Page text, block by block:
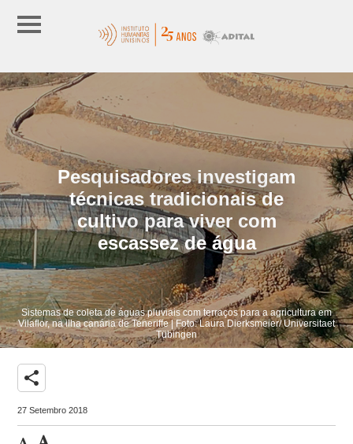
Pesquisadores investigam
técnicas tradicionais de
cultivo para viver com
escassez de água
Sistemas de coleta de águas pluviais com terraços para a agricultura em
Vilaflor, na ilha canária de Teneriffe | Foto: Laura Dierksmeier/ Universitaet
Tübingen
share
27 Setembro 2018